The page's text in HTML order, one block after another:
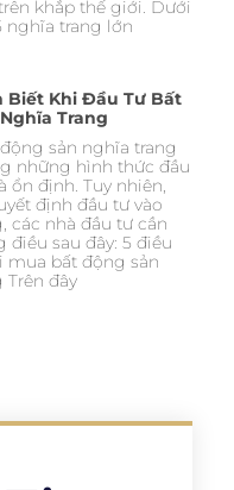
khắp thế giới. Dưới
nghĩa trang lớn
Biết Khi Đầu Tư Bất
Trang
sản nghĩa trang
những hình thức đầu
ổn định. Tuy nhiên,
định đầu tư vào
các nhà đầu tư cần
điều sau đây: 5 điều
mua bất động sản
Trên đây